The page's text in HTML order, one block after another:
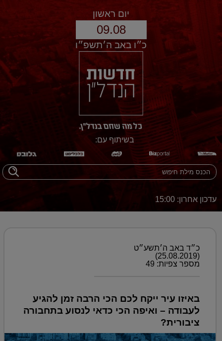
יום ראשון
09.08
כ״ו באב ה׳תשפ״ו
בשיתוף עם:
עדכון אחרון: 15:00
כ״ד באב ה׳תשע״ט
(25.08.2019)
מספר צפיות: 49
באיזו עיר ייקח לכם הכי הרבה זמן להגיע
לעבודה – ואיפה הכי כדאי לנסוע בתחבורה
ציבורית?